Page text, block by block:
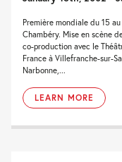
Première mondiale du 15
Chambéry. Mise en scène
co-production avec le
France à Villefranche-sur-
Narbonne,...
LEARN MORE